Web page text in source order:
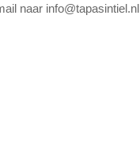
naar info@tapasintiel.nl